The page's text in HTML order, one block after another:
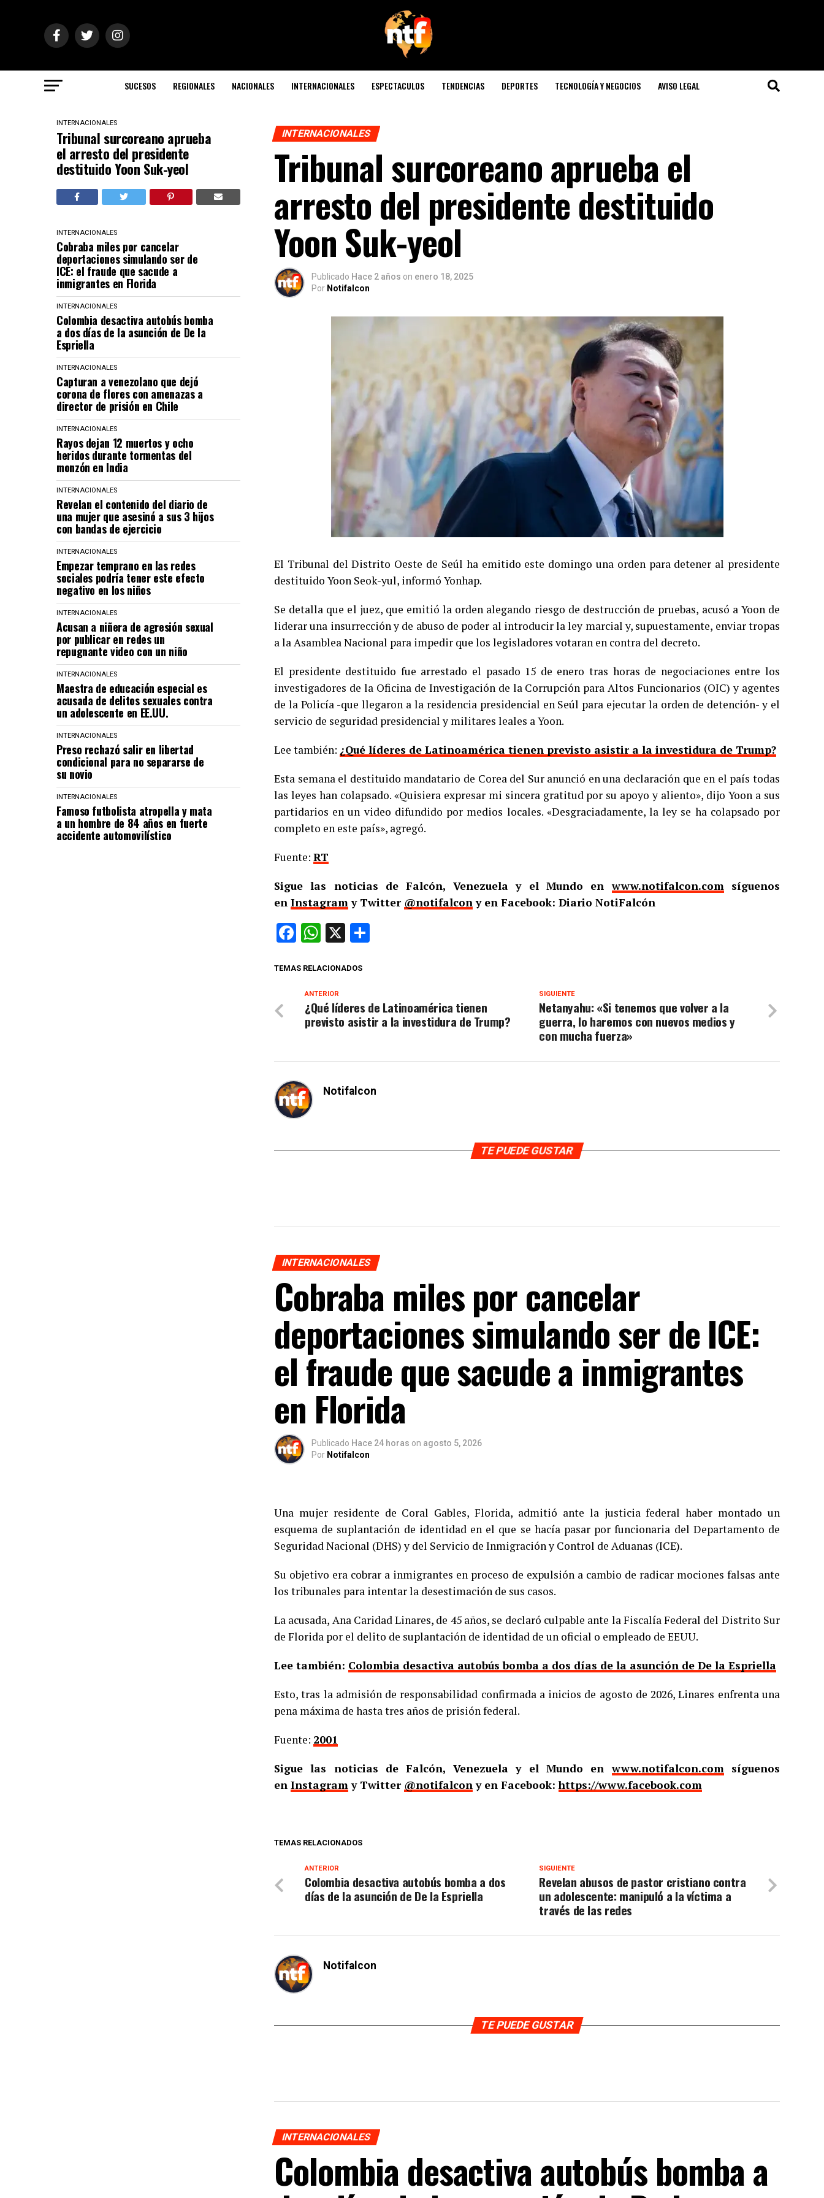
SUCESOS REGIONALES NACIONALES INTERNACIONALES ESPECTACULOS TENDENCIAS DEPORTES TECNOLOGÍA Y NEGOCIOS AVISO LEGAL
INTERNACIONALES
Tribunal surcoreano aprueba
el arresto del presidente
destituido Yoon Suk-yeol
INTERNACIONALES
Cobraba miles por cancelar
deportaciones simulando ser de
ICE: el fraude que sacude a
inmigrantes en Florida
INTERNACIONALES
Colombia desactiva autobús bomba
a dos días de la asunción de De la
Espriella
INTERNACIONALES
Capturan a venezolano que dejó
corona de flores con amenazas a
director de prisión en Chile
INTERNACIONALES
Rayos dejan 12 muertos y ocho
heridos durante tormentas del
monzón en India
INTERNACIONALES
Revelan el contenido del diario de
una mujer que asesinó a sus 3 hijos
con bandas de ejercicio
INTERNACIONALES
Empezar temprano en las redes
sociales podría tener este efecto
negativo en los niños
INTERNACIONALES
Acusan a niñera de agresión sexual
por publicar en redes un
repugnante video con un niño
INTERNACIONALES
Maestra de educación especial es
acusada de delitos sexuales contra
un adolescente en EE.UU.
INTERNACIONALES
Preso rechazó salir en libertad
condicional para no separarse de
su novio
INTERNACIONALES
Famoso futbolista atropella y mata
a un hombre de 84 años en fuerte
accidente automovilístico
INTERNACIONALES
Tribunal surcoreano aprueba el
arresto del presidente destituido
Yoon Suk-yeol
Publicado Hace 2 años on enero 18, 2025
Por Notifalcon
El Tribunal del Distrito Oeste de Seúl ha emitido este domingo una orden para detener al presidente
destituido Yoon Seok-yul, informó Yonhap.
Se detalla que el juez, que emitió la orden alegando riesgo de destrucción de pruebas, acusó a Yoon de
liderar una insurrección y de abuso de poder al introducir la ley marcial y, supuestamente, enviar tropas
a la Asamblea Nacional para impedir que los legisladores votaran en contra del decreto.
El presidente destituido fue arrestado el pasado 15 de enero tras horas de negociaciones entre los
investigadores de la Oficina de Investigación de la Corrupción para Altos Funcionarios (OIC) y agentes
de la Policía -que llegaron a la residencia presidencial en Seúl para ejecutar la orden de detención- y el
servicio de seguridad presidencial y militares leales a Yoon.
Lee también: ¿Qué líderes de Latinoamérica tienen previsto asistir a la investidura de Trump?
Esta semana el destituido mandatario de Corea del Sur anunció en una declaración que en el país todas
las leyes han colapsado. «Quisiera expresar mi sincera gratitud por su apoyo y aliento», dijo Yoon a sus
partidarios en un video difundido por medios locales. «Desgraciadamente, la ley se ha colapsado por
completo en este país», agregó.
Fuente: RT
Sigue las noticias de Falcón, Venezuela y el Mundo enwww.notifalcon.comsíguenos
en Instagramy Twitter @notifalcony en Facebook: Diario NotiFalcón
Facebook
WhatsApp
X
TEMAS RELACIONADOS
SIGUIENTE
Netanyahu: «Si tenemos que volver a la
guerra, lo haremos con nuevos medios y
con mucha fuerza»
ANTERIOR
¿Qué líderes de Latinoamérica tienen
previsto asistir a la investidura de Trump?
Notifalcon
TE PUEDE GUSTAR
INTERNACIONALES
Cobraba miles por cancelar
deportaciones simulando ser de ICE:
el fraude que sacude a inmigrantes
en Florida
Publicado Hace 24 horas on agosto 5, 2026
Por Notifalcon
Una mujer residente de Coral Gables, Florida, admitió ante la justicia federal haber montado un
esquema de suplantación de identidad en el que se hacía pasar por funcionaria del Departamento de
Seguridad Nacional (DHS) y del Servicio de Inmigración y Control de Aduanas (ICE).
Su objetivo era cobrar a inmigrantes en proceso de expulsión a cambio de radicar mociones falsas ante
los tribunales para intentar la desestimación de sus casos.
La acusada, Ana Caridad Linares, de 45 años, se declaró culpable ante la Fiscalía Federal del Distrito Sur
de Florida por el delito de suplantación de identidad de un oficial o empleado de EEUU.
Lee también: Colombia desactiva autobús bomba a dos días de la asunción de De la Espriella
Esto, tras la admisión de responsabilidad confirmada a inicios de agosto de 2026, Linares enfrenta una
pena máxima de hasta tres años de prisión federal.
Fuente: 2001
Sigue las noticias de Falcón, Venezuela y el Mundo enwww.notifalcon.comsíguenos
en Instagramy Twitter @notifalcony en Facebook:https://www.facebook.com
TEMAS RELACIONADOS
SIGUIENTE
Revelan abusos de pastor cristiano contra
un adolescente: manipuló a la víctima a
través de las redes
ANTERIOR
Colombia desactiva autobús bomba a dos
días de la asunción de De la Espriella
Notifalcon
TE PUEDE GUSTAR
INTERNACIONALES
Colombia desactiva autobús bomba a